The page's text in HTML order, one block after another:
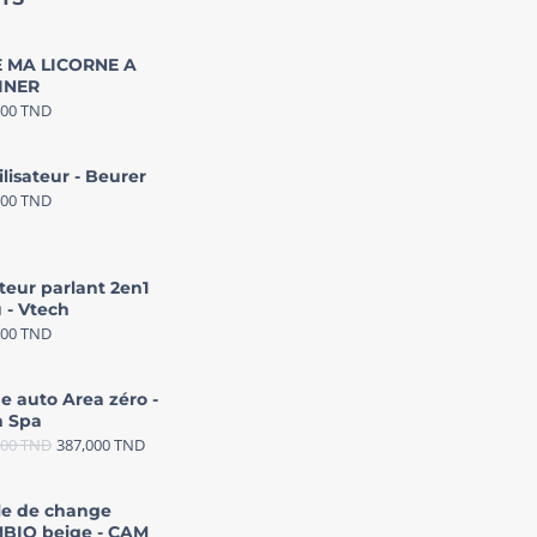
MA LICORNE A
TND
- Beurer
TND
parlant 2en1
- Vtech
TND
auto Area zéro -
Spa
TND 387,000TND
de change
beige - CAM